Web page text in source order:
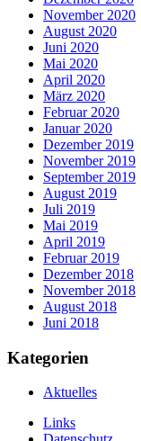
November 2020
August 2020
Juni 2020
Mai 2020
April 2020
März 2020
Februar 2020
Januar 2020
Dezember 2019
November 2019
September 2019
August 2019
Juli 2019
Mai 2019
April 2019
Februar 2019
Dezember 2018
November 2018
August 2018
Juni 2018
Kategorien
Aktuelles
Links